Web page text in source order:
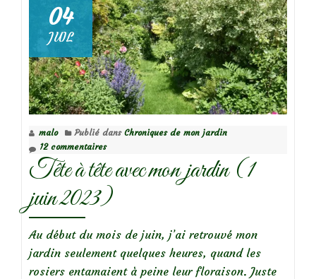
tête
avec
mon
jardin
(fin
juin)
04
JUIL
malo Publié dans Chroniques de mon jardin
12 commentaires
Tête à tête avec mon jardin (1
juin 2023)
Au début du mois de juin, j’ai retrouvé mon
jardin seulement quelques heures, quand les
rosiers entamaient à peine leur floraison. Juste